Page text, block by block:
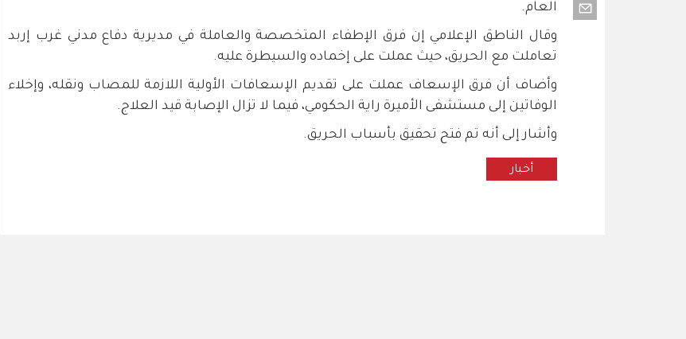
العام.
وقال الناطق الإعلامي إن فرق الإطفاء المتخصصة والعاملة في مديرية دفاع مدني غرب إربد
تعاملت مع الحريق، حيث عملت على إخماده والسيطرة عليه.
وأضاف أن فرق الإسعاف عملت على تقديم الإسعافات الأولية اللازمة للمصاب ونقله، وإخلاء
الوفاتين إلى مستشفى الأميرة راية الحكومي، فيما لا تزال الإصابة قيد العلاج.
وأشار إلى أنه تم فتح تحقيق بأسباب الحريق.
أخبار